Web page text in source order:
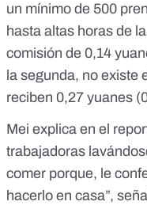
un mínimo de 500
hasta altas horas de
comisión de 0,14
la segunda, no existe
reciben 0,27 yuanes
Mei explica en el
trabajadoras
comer porque, le
hacerlo en casa”,